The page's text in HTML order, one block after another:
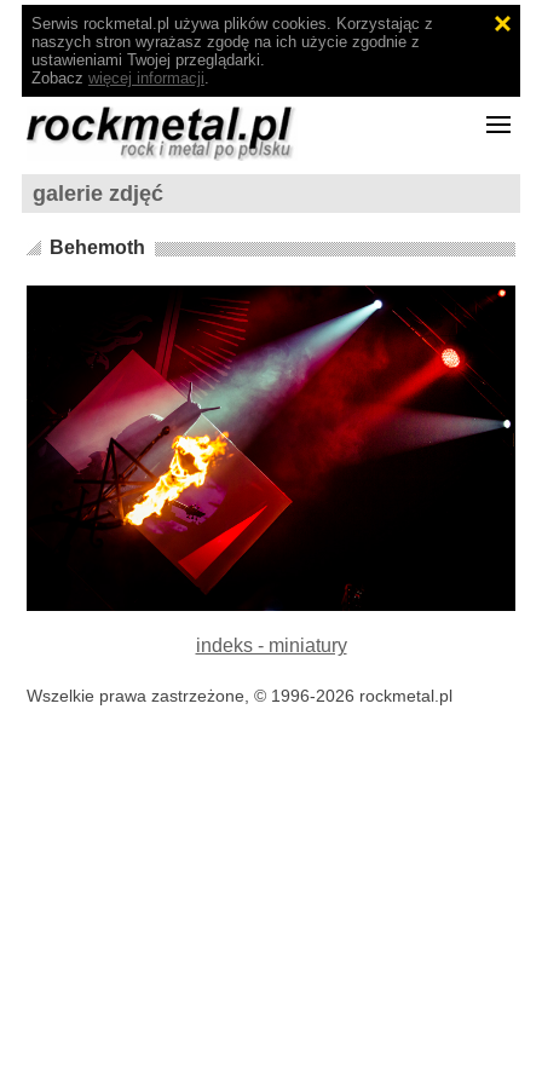
Serwis rockmetal.pl używa plików cookies. Korzystając z
naszych stron wyrażasz zgodę na ich użycie zgodnie z
ustawieniami Twojej przeglądarki.
Zobacz więcej informacji.
galerie zdjęć
Behemoth
indeks - miniatury
Wszelkie prawa zastrzeżone, © 1996-2026 rockmetal.pl